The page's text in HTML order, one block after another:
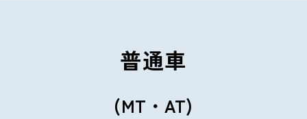
普通車
(MT・AT)